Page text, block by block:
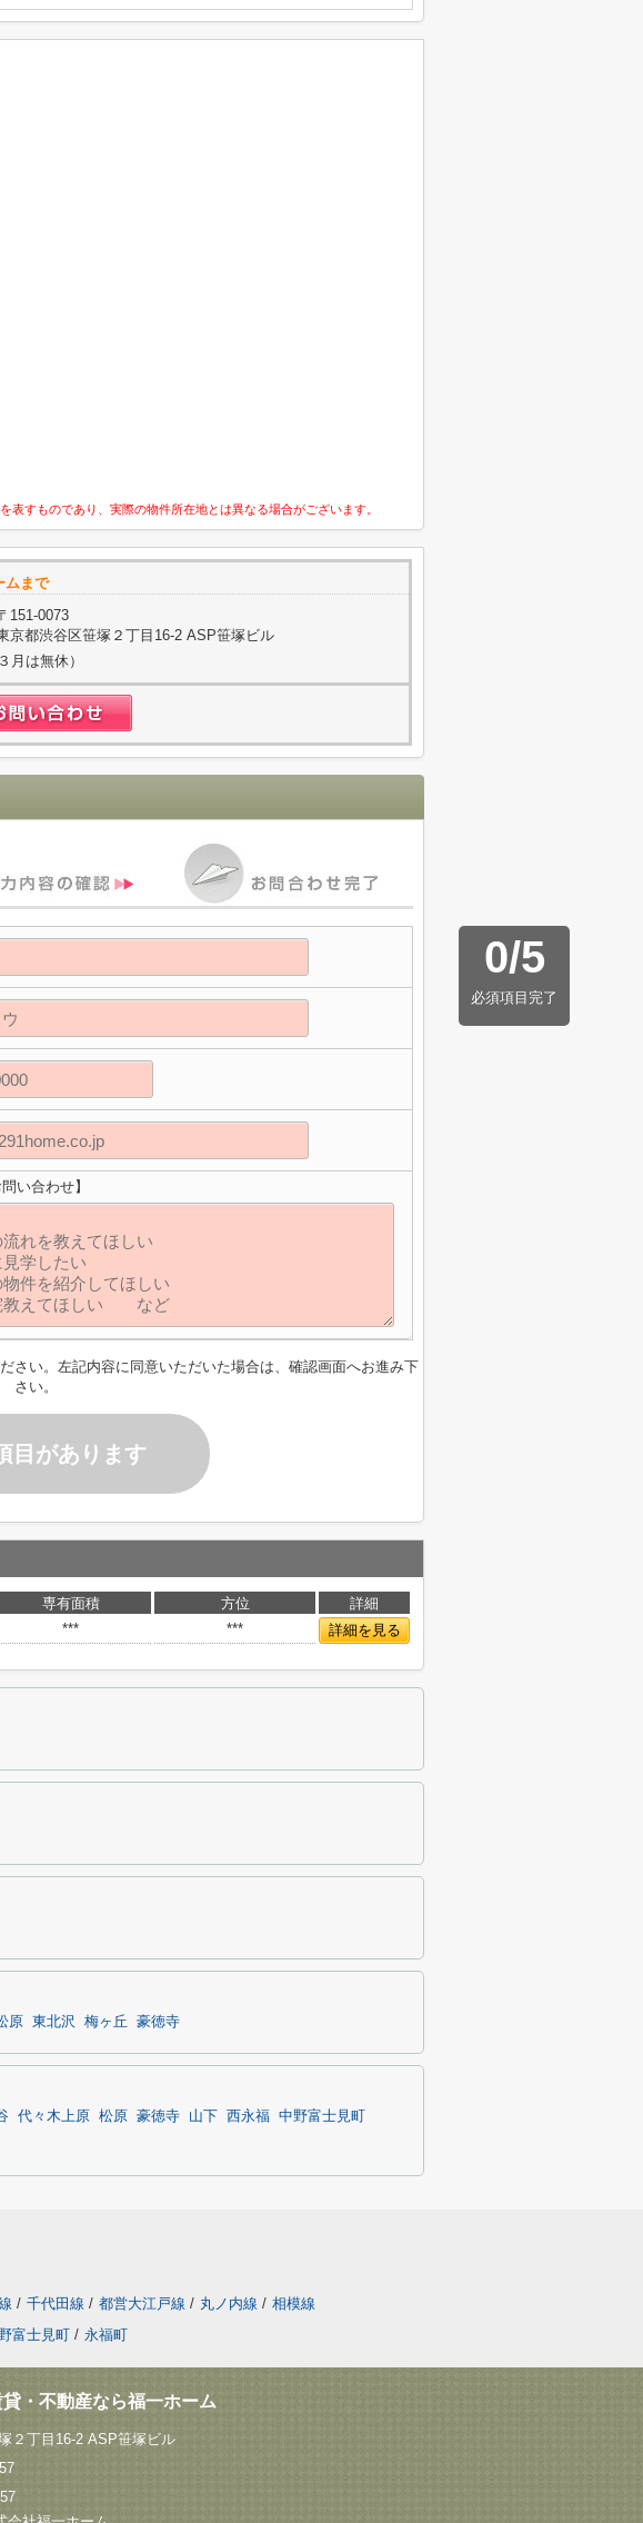
すものであり、実際の物件所在地とは異なる場合がございます。
ムまで
151-0073
京都渋谷区笹塚２丁目16-2 ASP笹塚ビル
月は無休）
0/5
必須項目完了
い合わせ】
さい。左記内容に同意いただいた場合は、確認画面へお進み下
さい。
目があります
専有面積 方位
詳細
*** *** 詳細を見る
原 東北沢 梅ヶ丘 豪徳寺
代々木上原 松原 豪徳寺 山下 西永福 中野富士見町
/ 千代田線 / 都営大江戸線 / 丸ノ内線 / 相模線
富士見町 / 永福町
・不動産なら福一ホーム
２丁目16-2 ASP笹塚ビル